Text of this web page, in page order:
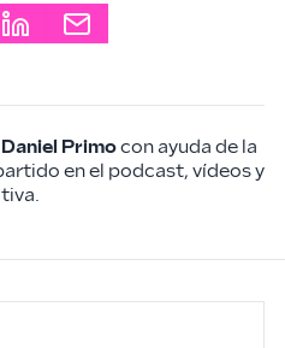
Daniel Primocon ayuda de la
en el podcast, vídeos y